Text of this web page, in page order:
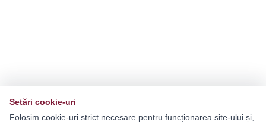
Setări cookie-uri
Folosim cookie-uri strict necesare pentru funcționarea site-ului și,